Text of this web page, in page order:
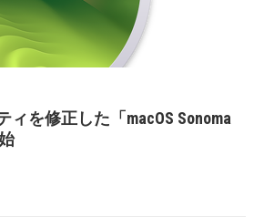
ィを修正した「macOS Sonoma